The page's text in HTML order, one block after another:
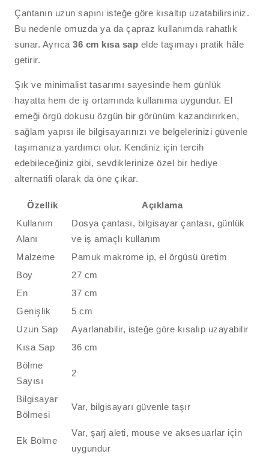
Çantanın uzun sapını isteğe göre kısaltıp uzatabilirsiniz.
Bu nedenle omuzda ya da çapraz kullanımda rahatlık
sunar. Ayrıca 36 cm kısa sap elde taşımayı pratik hâle
getirir.
Şık ve minimalist tasarımı sayesinde hem günlük
hayatta hem de iş ortamında kullanıma uygundur. El
emeği örgü dokusu özgün bir görünüm kazandırırken,
sağlam yapısı ile bilgisayarınızı ve belgelerinizi güvenle
taşımanıza yardımcı olur. Kendiniz için tercih
edebileceğiniz gibi, sevdiklerinize özel bir hediye
alternatifi olarak da öne çıkar.
Özellik
Açıklama
Kullanım
Alanı
Dosya çantası, bilgisayar çantası, günlük
ve iş amaçlı kullanım
Malzeme
Pamuk makrome ip, el örgüsü üretim
Boy
27 cm
En
37 cm
Genişlik
5 cm
Uzun Sap
Ayarlanabilir, isteğe göre kısalıp uzayabilir
Kısa Sap
36 cm
Bölme
Sayısı
2
Bilgisayar
Bölmesi
Var, bilgisayarı güvenle taşır
Ek Bölme
Var, şarj aleti, mouse ve aksesuarlar için
uygundur